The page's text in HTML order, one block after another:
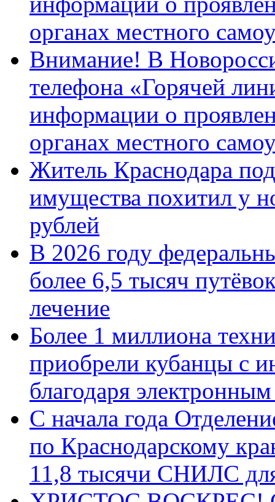
органах местного
Внимание! В
телефона «Горячей
информации о
органах местного
Житель Краснодара
имущества похитил у
рублей
В 2026 году
более 6,5 тысяч
лечение
Более 1 миллиона
приобрели кубанцы с
благодаря
С начала года
по Краснодарскому
11,8 тысячи СНИЛС